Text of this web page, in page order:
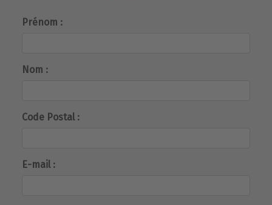
Prénom :
Nom :
Code Postal :
E-mail :